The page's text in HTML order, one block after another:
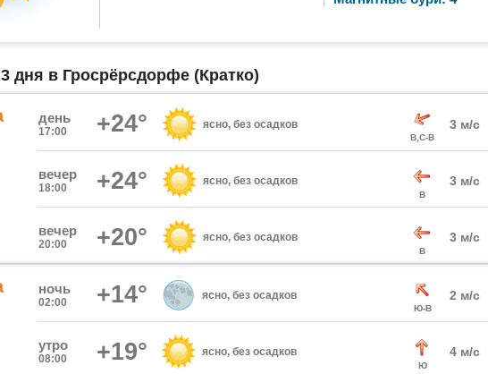
дня в Гросрёрсдорфе (Кратко)
день
17:00 +24° ясно, без осадков
В,С-В
3 м/с
вечер
18:00 +24° ясно, без осадков
В
3 м/с
вечер
20:00 +20° ясно, без осадков
В
3 м/с
ночь
02:00 +14° ясно, без осадков
Ю-В
2 м/с
утро
08:00 +19° ясно, без осадков
Ю
4 м/с